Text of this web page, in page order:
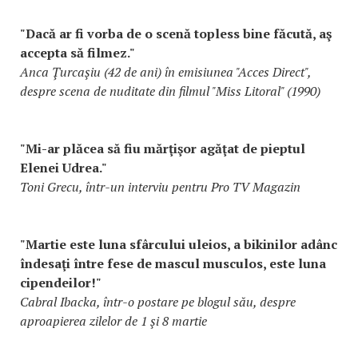
"Dacă ar fi vorba de o scenă topless bine făcută, aş
accepta să filmez."
Anca Ţurcaşiu (42 de ani) în emisiunea "Acces Direct",
despre scena de nuditate din filmul "Miss Litoral" (1990)
"Mi-ar plăcea să fiu mărţişor agăţat de pieptul
Elenei Udrea."
Toni Grecu, într-un interviu pentru Pro TV Magazin
"Martie este luna sfârcului uleios, a bikinilor adânc
îndesaţi între fese de mascul musculos, este luna
cipendeilor!"
Cabral Ibacka, într-o postare pe blogul său, despre
aproapierea zilelor de 1 şi 8 martie